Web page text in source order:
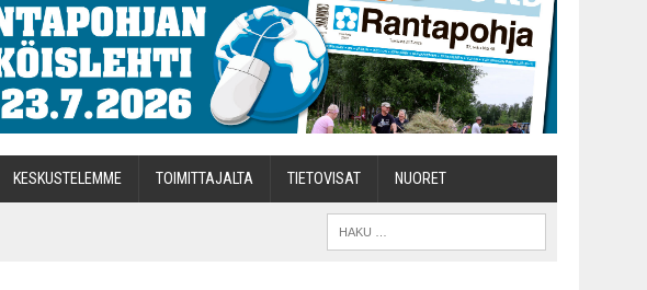
KES­KUS­TE­LEM­ME TOI­MIT­TA­JAL­TA TIETOVISAT NUO­RET